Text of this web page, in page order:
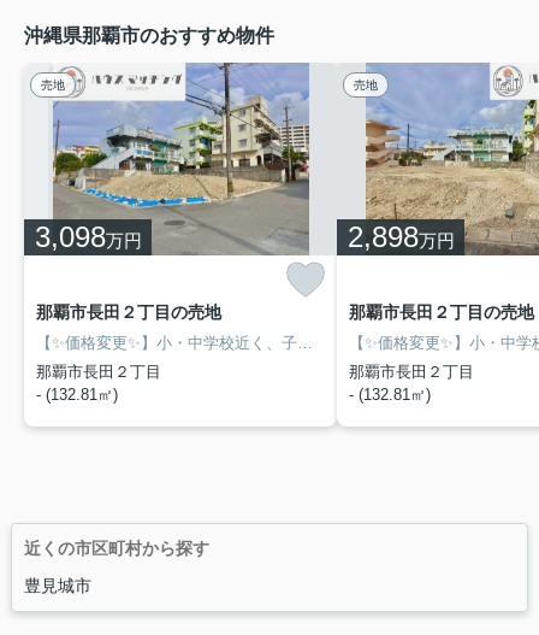
沖縄県那覇市のおすすめ物件
売地
3,098万円
那覇市長田２丁目の売地
那覇市長田２丁目
- (132.81㎡)
売地
2,898万円
那覇市長田２丁目の売地
那覇市長田２丁目
- (132.81㎡)
近くの市区町村から探す
豊見城市